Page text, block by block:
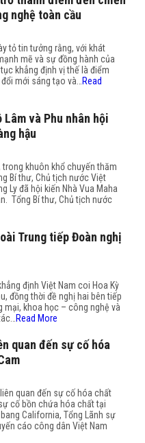
nghệ toàn cầu
tỏ tin tưởng rằng, với khát
mẽ và sự đồng hành của
khẳng định vị thế là điểm
mới sáng tạo và… Read
và Phu nhân hội
hậu
khuôn khổ chuyến thăm
Bí thư, Chủ tịch nước Việt
Ly đã hội kiến Nhà Vua Maha
Tổng Bí thư, Chủ tịch nước
Trung tiếp Đoàn nghị
định Việt Nam coi Hoa Kỳ
đồng thời đề nghị hai bên tiếp
mại, khoa học – công nghệ và
Read More
quan đến sự cố hóa
quan đến sự cố hóa chất
cố bồn chứa hóa chất tại
California, Tổng Lãnh sự
cáo công dân Việt Nam